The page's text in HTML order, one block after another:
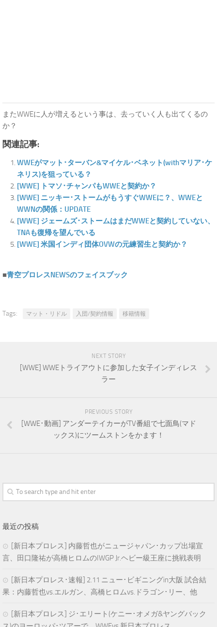
またWWEに人が増えるという事は、去っていく人も出てくるの
か？
関連記事:
WWEがマット･ターバン&マイケル･ベネット(withマリア･ケ
ネリス)を狙っている？
[WWE] トマソ･チャンパもWWEと契約か？
[WWE] ニッキー･ストームがもうすぐWWEに？、WWEと
WWNの関係：UPDATE
[WWE] ジェームズ･ストームはまだWWEと契約していない、
TNAも復帰を望んでいる
[WWE] 米国インディ団体OVWの元練習生と契約か？
■青空プロレスNEWSのフェイスブック
Tags: マット・リドル 入団/契約情報 移籍情報
NEXT STORY
[WWE] WWEトライアウトに参加した女子インディレス
ラー
PREVIOUS STORY
[WWE･動画] アンダーテイカーがTV番組で七面鳥(マド
ックス)にツームストンをかます！
最近の投稿
[新日本プロレス] 内藤哲也がニュージャパン･カップ出場宣
言、田口隆祐が高橋ヒロムのIWGP Jr.ヘビー級王座に挑戦表明
[新日本プロレス･速報] 2.11 ニュー･ビギニングin大阪 試合結
果：内藤哲也vs.エルガン、高橋ヒロムvs.ドラゴン･リー、他
[新日本プロレス] ジ･エリート(ケニー･オメガ&ヤングバック